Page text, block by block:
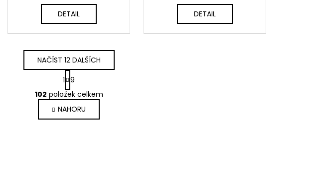
DETAIL DETAIL
O
v
l
á
NAČÍST 12 DALŠÍCH
S
t
r
á
n
k
1 9
102 položek celkem
NAHORU